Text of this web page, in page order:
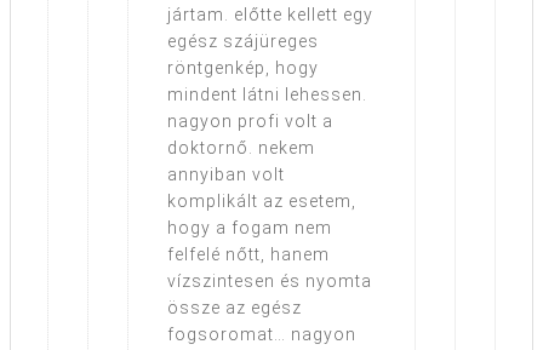
jártam. előtte kellett egy
egész szájüreges
röntgenkép, hogy
mindent látni lehessen.
nagyon profi volt a
doktornő. nekem
annyiban volt
komplikált az esetem,
hogy a fogam nem
felfelé nőtt, hanem
vízszintesen és nyomta
össze az egész
fogsoromat… nagyon